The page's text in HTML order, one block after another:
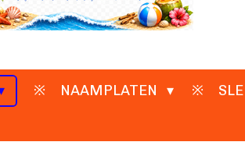
NAAMPLATEN